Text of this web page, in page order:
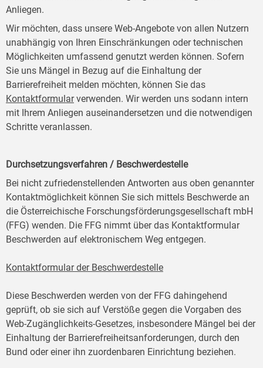
Anliegen.
Wir möchten, dass unsere Web-Angebote von allen Nutzern
unabhängig von Ihren Einschränkungen oder technischen
Möglichkeiten umfassend genutzt werden können. Sofern
Sie uns Mängel in Bezug auf die Einhaltung der
Barrierefreiheit melden möchten, können Sie das
Kontaktformularverwenden. Wir werden uns sodann intern
mit Ihrem Anliegen auseinandersetzen und die notwendigen
Schritte veranlassen.
Durchsetzungsverfahren / Beschwerdestelle
Bei nicht zufriedenstellenden Antworten aus oben genannter
Kontaktmöglichkeit können Sie sich mittels Beschwerde an
die Österreichische Forschungsförderungsgesellschaft mbH
(FFG) wenden. Die FFG nimmt über das Kontaktformular
Beschwerden auf elektronischem Weg entgegen.
Kontaktformular der Beschwerdestelle
Diese Beschwerden werden von der FFG dahingehend
geprüft, ob sie sich auf Verstöße gegen die Vorgaben des
Web-Zugänglichkeits-Gesetzes, insbesondere Mängel bei der
Einhaltung der Barrierefreiheitsanforderungen, durch den
Bund oder einer ihn zuordenbaren Einrichtung beziehen.